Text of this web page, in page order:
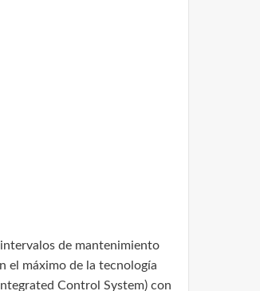
de mantenimiento
el máximo de la tecnología
Control System) con